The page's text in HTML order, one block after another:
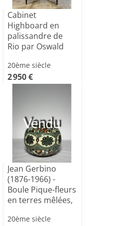
Cabinet
Highboard en
palissandre de
Rio par Oswald
20ème siècle
2 950 €
Vendu
Jean Gerbino
(1876-1966) -
Boule Pique-fleurs
en terres mêlées,
20ème siècle